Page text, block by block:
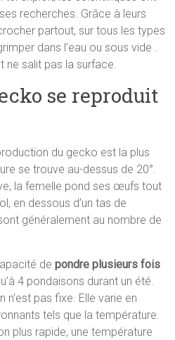
recherches. Grâce à leurs
partout, sur tous les types
dans l’eau ou sous vide .
ne salit pas la surface.
se reproduit
du gecko est la plus
se trouve au-dessus de 20°.
la femelle pond ses œufs tout
en dessous d’un tas de
généralement au nombre de
depondre plusieurs fois
4 pondaisons durant un été.
n’est pas fixe. Elle varie en
tels que la température.
plus rapide, une température